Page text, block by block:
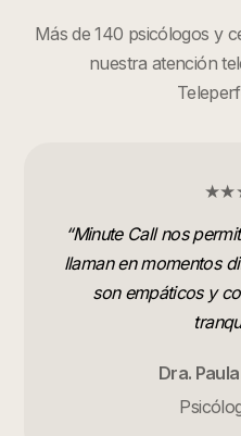
Más de 140 psicólogos y
nuestra atención
“Minute Call nos
llaman en momentos
son empáticos y
Dra.